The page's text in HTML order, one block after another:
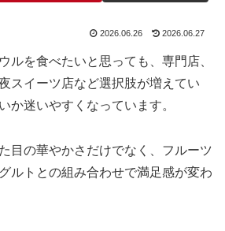
2026.06.26 2026.06.27
ルを食べたいと思っても、専門店、
スイーツ店など選択肢が増えてい
か迷いやすくなっています。
目の華やかさだけでなく、フルーツ
ルトとの組み合わせで満足感が変わ